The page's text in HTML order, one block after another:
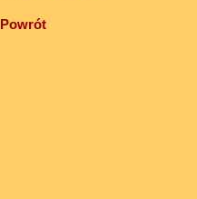
Powrót